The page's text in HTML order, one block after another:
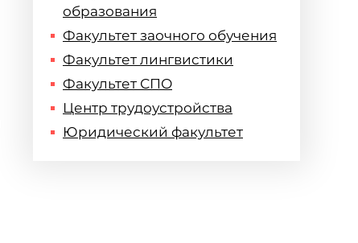
образования
Факультет заочного обучения
Факультет лингвистики
Факультет СПО
Центр трудоустройства
Юридический факультет